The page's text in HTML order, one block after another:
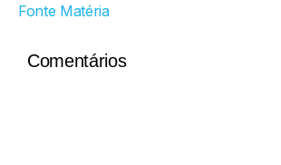
Fonte Matéria
Comentários